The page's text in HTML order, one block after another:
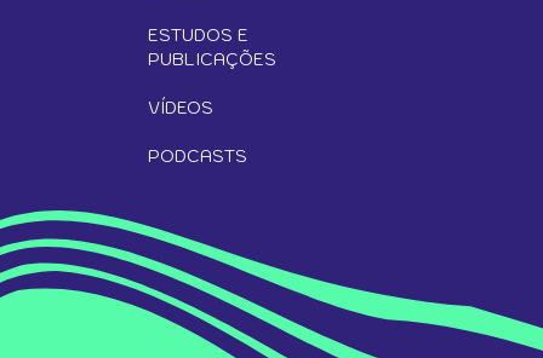
ESTUDOS E
PUBLICAÇÕES
VÍDEOS
PODCASTS